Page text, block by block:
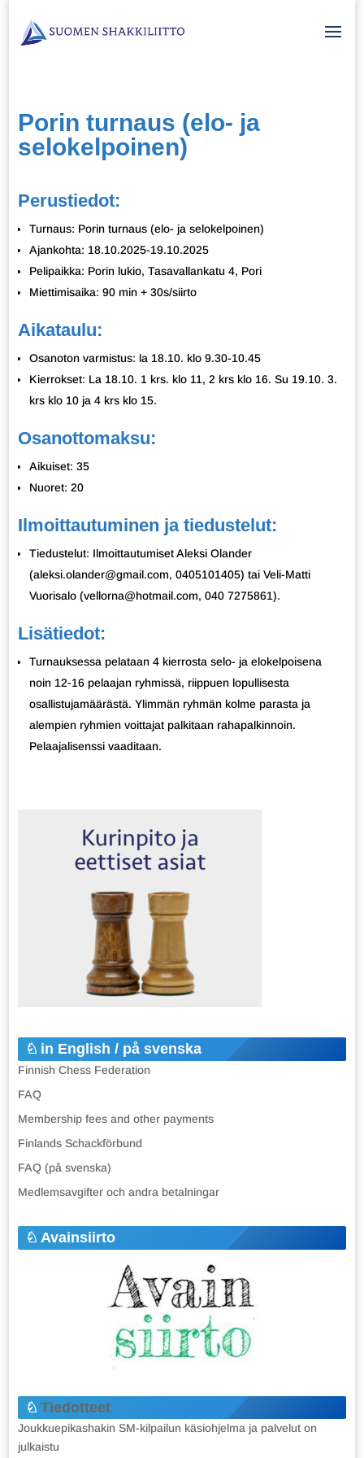
Porin turnaus (elo- ja
selokelpoinen)
Perustiedot:
Turnaus: Porin turnaus (elo- ja selokelpoinen)
Ajankohta: 18.10.2025-19.10.2025
Pelipaikka: Porin lukio, Tasavallankatu 4, Pori
Miettimisaika: 90 min + 30s/siirto
Aikataulu:
Osanoton varmistus: la 18.10. klo 9.30-10.45
Kierrokset: La 18.10. 1 krs. klo 11, 2 krs klo 16. Su 19.10. 3.
krs klo 10 ja 4 krs klo 15.
Osanottomaksu:
Aikuiset: 35
Nuoret: 20
Ilmoittautuminen ja tiedustelut:
Tiedustelut: Ilmoittautumiset Aleksi Olander
(aleksi.olander@gmail.com, 0405101405) tai Veli-Matti
Vuorisalo (vellorna@hotmail.com, 040 7275861).
Lisätiedot:
Turnauksessa pelataan 4 kierrosta selo- ja elokelpoisena
noin 12-16 pelaajan ryhmissä, riippuen lopullisesta
osallistujamäärästä. Ylimmän ryhmän kolme parasta ja
alempien ryhmien voittajat palkitaan rahapalkinnoin.
Pelaajalisenssi vaaditaan.
in English / på svenska
Finnish Chess Federation
FAQ
Membership fees and other payments
Finlands Schackförbund
FAQ (på svenska)
Medlemsavgifter och andra betalningar
Avainsiirto
Tiedotteet
Joukkuepikashakin SM-kilpailun käsiohjelma ja palvelut on
julkaistu